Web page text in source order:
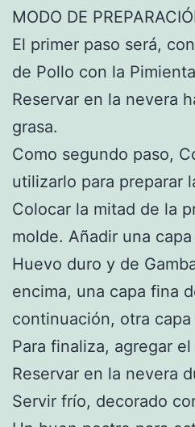
MODO DE
El primer paso será,
de Pollo con la
Reservar en la nevera
grasa.
Como segundo paso,
utilizarlo para preparar
Colocar la mitad de la
molde. Añadir una
Huevo duro y de
encima, una capa fina
continuación, otra capa
Para finaliza, agregar
Reservar en la nevera
Servir frío, decorado